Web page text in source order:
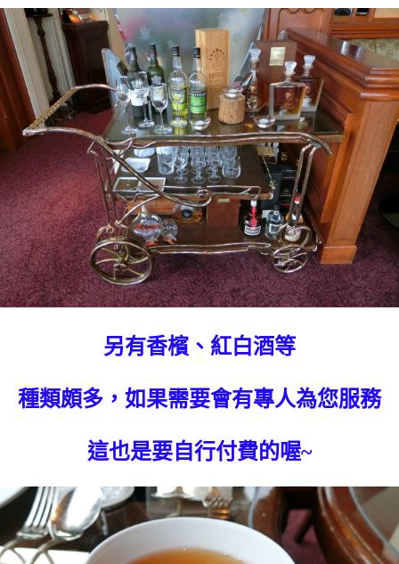
另有香檳、紅白酒等
種類頗多，如果需要會有專人為您服務
這也是要自行付費的喔~